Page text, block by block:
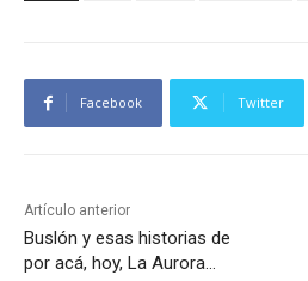
Facebook Twitter
Artículo anterior
Buslón y esas historias de
por acá, hoy, La Aurora…